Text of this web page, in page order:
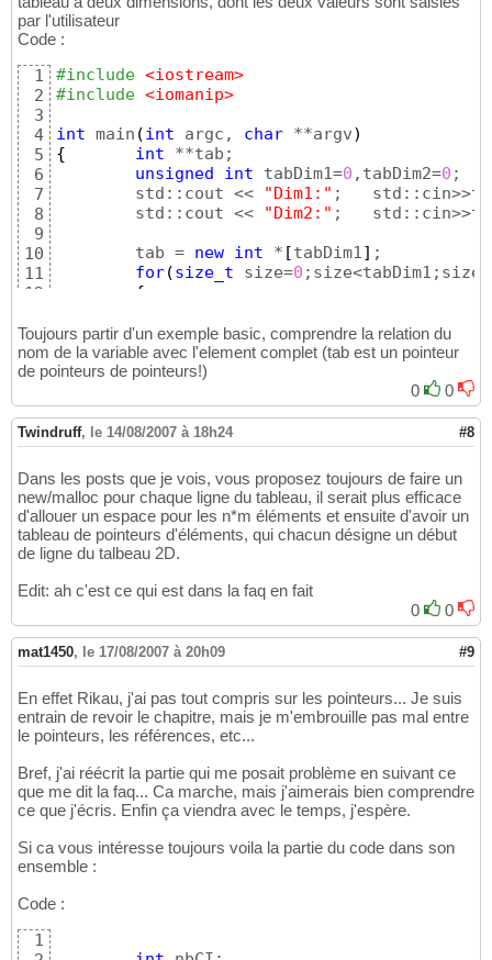
15
par l'utilisateur
Code :
1
2
3
4
5
6
7
8
9
10
11
12
14
15
16
18
19
20
21
22
#include <iostream>
#include <iomanip>
int main (int argc, char **argv)
{
int **tab;
unsigned
int tabDim1=0 ,tabDim2=0 ;
	std::cout <<
"Dim1:" ;	std::cin>>tabDim1;
	std::cout <<
"Dim2:" ;	std::cin>>tabDim2;
	tab =
new int * [tabDim1] ;
for(size_t size=0
{
for ( size_t size2 = 0;
{
			std::cout << tab
[
}
		std::cout << std::endl;
}
return
}
Toujours partir d'un exemple basic, comprendre la relation du
nom de la variable avec l'element complet (tab est un pointeur
de pointeurs de pointeurs!)
0
0
Twindruff, le 14/08/2007 à 18h24 #8
Dans les posts que je vois, vous proposez toujours de faire un
new/malloc pour chaque ligne du tableau, il serait plus efficace
d'allouer un espace pour les n*m éléments et ensuite d'avoir un
tableau de pointeurs d'éléments, qui chacun désigne un début
de ligne du talbeau 2D.
Edit: ah c'est ce qui est dans la faq en fait
0
0
mat1450, le 17/08/2007 à 20h09 #9
En effet Rikau, j'ai pas tout compris sur les pointeurs... Je suis
entrain de revoir le chapitre, mais je m'embrouille pas mal entre
le pointeurs, les références, etc...
Bref, j'ai réécrit la partie qui me posait problème en suivant ce
que me dit la faq... Ca marche, mais j'aimerais bien comprendre
ce que j'écris. Enfin ça viendra avec le temps, j'espère.
Si ca vous intéresse toujours voila la partie du code dans son
ensemble :
Code :
1